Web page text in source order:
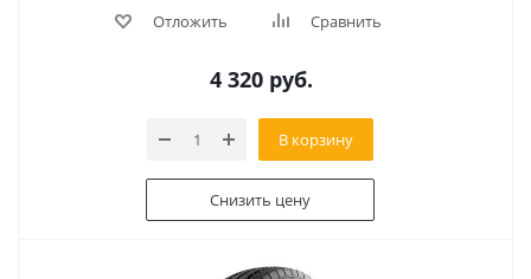
Отложить Сравнить
4 320 руб.
В корзину
Снизить цену